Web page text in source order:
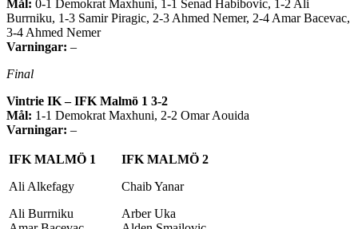
Mål: 0-1 Demokrat Maxhuni, 1-1 Senad Habibovic, 1-2 Ali
Burrniku, 1-3 Samir Piragic, 2-3 Ahmed Nemer, 2-4 Amar Bacevac,
3-4 Ahmed Nemer
Varningar: –
Final
Vintrie IK – IFK Malmö 1 3-2
Mål: 1-1 Demokrat Maxhuni, 2-2 Omar Aouida
Varningar: –
IFK MALMÖ 1
Ali Alkefagy
Ali Burrniku
IFK MALMÖ 2
Chaib Yanar
Arber Uka